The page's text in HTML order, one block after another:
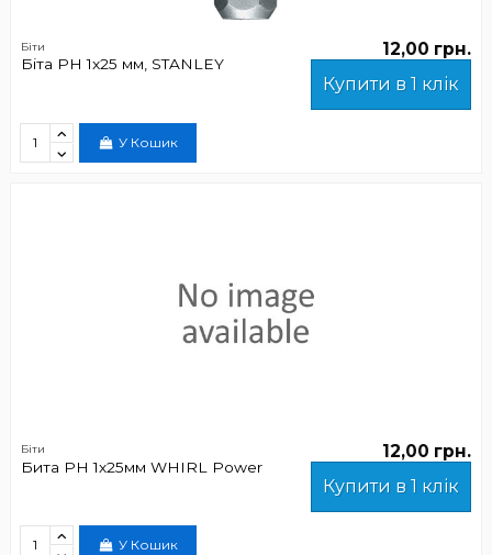
Біти
Біта PH 1x25 мм, STANLEY
12,00 грн.
Купити в 1 клік
У Кошик
Біти
Бита РН 1х25мм WHIRL Power
12,00 грн.
Купити в 1 клік
У Кошик